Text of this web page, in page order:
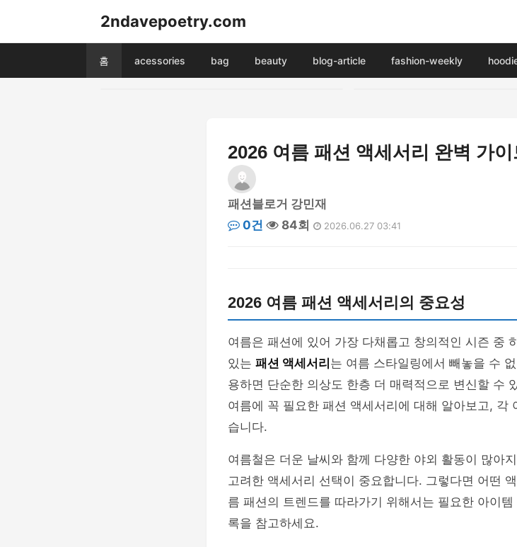
2ndavepoetry.com
홈 acessories bag beauty blog-article fashion-weekly
2026 여름 패션 액세서리 완벽 가
패션블로거 강민재
0건
84회 2026.06.27 03:41
2026 여름 패션 액세서리의 중요성
여름은 패션에 있어 가장 다채롭고 창의적인 시즌 중
있는 패션 액세서리 는 여름 스타일링에서 빼놓을 수
용하면 단순한 의상도 한층 더 매력적으로 변신할 수
여름에 꼭 필요한 패션 액세서리에 대해 알아보고, 각
습니다.
여름철은 더운 날씨와 함께 다양한 야외 활동이 많아
고려한 액세서리 선택이 중요합니다. 그렇다면 어떤
름 패션의 트렌드를 따라가기 위해서는 필요한 아이
록을 참고하세요.